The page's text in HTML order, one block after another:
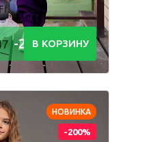
-21 474
В КОРЗИНУ
НОВИНКА
-200%